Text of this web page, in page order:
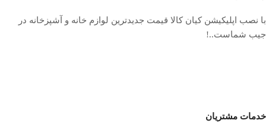
با نصب اپلیکیشن کیان کالا قیمت جدیدترین لوازم خانه و آشپزخانه در
جیب شماست..!
خدمات مشتریان